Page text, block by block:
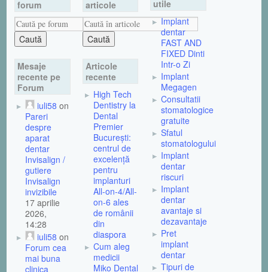
forum
Mesaje
recente pe
Forum
iuli58 on
Pareri
despre
aparat
dentar
Invisalign /
gutiere
Invisalign
invizibile
17 aprilie
2026,
14:28
iuli58 on
Forum cea
mai buna
clinica
articole
Articole
recente
High Tech
Dentistry la
Dental
Premier
București:
centrul de
excelență
pentru
implanturi
All-on-4/All-
on-6 ales
de românii
din
diaspora
Cum aleg
medicii
Miko Dental
utile
Implant
dentar
FAST AND
FIXED Dinti
Intr-o Zi
Implant
Megagen
Consultatii
stomatologice
gratuite
Sfatul
stomatologului
Implant
dentar
riscuri
Implant
dentar
avantaje si
dezavantaje
Pret
implant
dentar
Tipuri de